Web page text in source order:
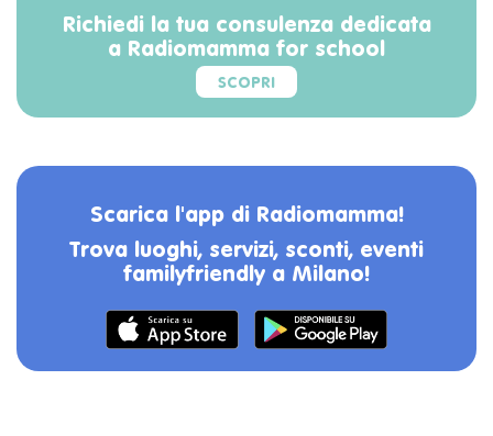
Richiedi la tua consulenza dedicata
a Radiomamma for school
SCOPRI
Scarica l'app di Radiomamma!
Trova luoghi, servizi, sconti, eventi
familyfriendly a Milano!